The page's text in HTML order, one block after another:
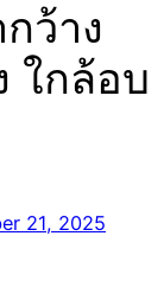
ว้าง
ใกล้อบ
21, 2025